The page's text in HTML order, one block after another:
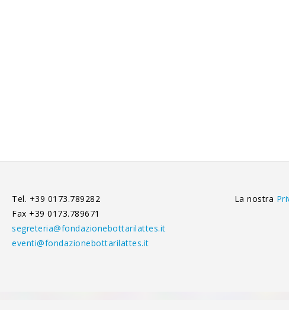
Tel. +39 0173.789282
Fax +39 0173.789671
segreteria@fondazionebottarilattes.it
eventi@fondazionebottarilattes.it
La nostra